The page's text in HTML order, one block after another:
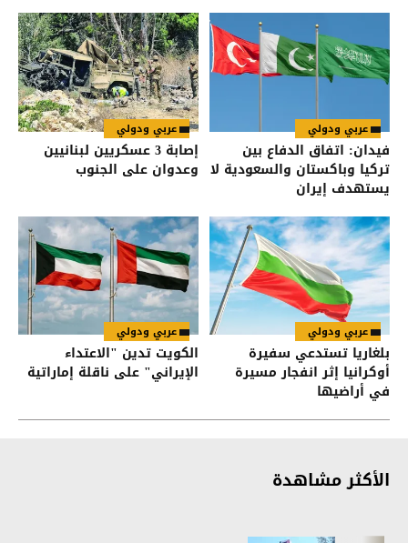
عربي ودولي
فيدان: اتفاق الدفاع بين
تركيا وباكستان والسعودية لا
يستهدف إيران
عربي ودولي
إصابة 3 عسكريين لبنانيين
وعدوان على الجنوب
عربي ودولي
بلغاريا تستدعي سفيرة
أوكرانيا إثر انفجار مسيرة
في أراضيها
عربي ودولي
الكويت تدين "الاعتداء
الإيراني" على ناقلة إماراتية
الأكثر مشاهدة